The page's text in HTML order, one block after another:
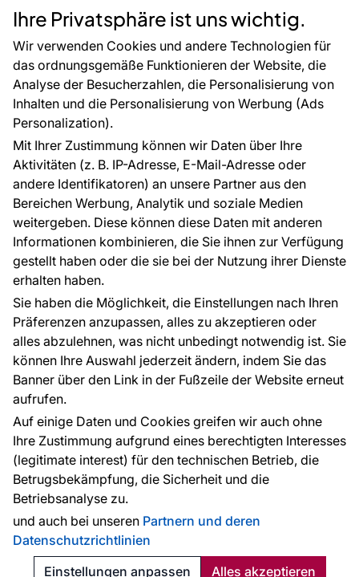
Ihre Privatsphäre ist uns wichtig.
Wir verwenden Cookies und andere Technologien für
das ordnungsgemäße Funktionieren der Website, die
Analyse der Besucherzahlen, die Personalisierung von
Inhalten und die Personalisierung von Werbung (Ads
Personalization).
Mit Ihrer Zustimmung können wir Daten über Ihre
Aktivitäten (z. B. IP-Adresse, E-Mail-Adresse oder
andere Identifikatoren) an unsere Partner aus den
Bereichen Werbung, Analytik und soziale Medien
weitergeben. Diese können diese Daten mit anderen
Informationen kombinieren, die Sie ihnen zur Verfügung
gestellt haben oder die sie bei der Nutzung ihrer Dienste
erhalten haben.
Sie haben die Möglichkeit, die Einstellungen nach Ihren
Präferenzen anzupassen, alles zu akzeptieren oder
alles abzulehnen, was nicht unbedingt notwendig ist. Sie
können Ihre Auswahl jederzeit ändern, indem Sie das
Banner über den Link in der Fußzeile der Website erneut
aufrufen.
Auf einige Daten und Cookies greifen wir auch ohne
Ihre Zustimmung aufgrund eines berechtigten Interesses
(legitimate interest) für den technischen Betrieb, die
Betrugsbekämpfung, die Sicherheit und die
Betriebsanalyse zu.
und auch bei unseren Partnern und deren
Datenschutzrichtlinien
Einstellungen anpassen
Alles akzeptieren
Rücksendung von Waren
CE-Zertifizierung
Großhandel
Raumvisualisierung
Selbstklebende Folien
Zubehör
Tapetenmuster
FÜR SIE
Blog
EU-Projekte
Ratschläge und Tipps
FAQ
ÜBER DAS UNTERNEHMEN
Kontakt
Haben Sie Fragen? Wir helfen Ihnen gerne weiter
und beraten Sie persönlich.
+49 781 95633072
service@tapeteneshop.de
Zahlungsarten:
Die Zahlungen werden geleistet von:
© 2010 - 2026 Tapeteneshop
Created:
Reklalink s.r.o.
Schutz personenbezogener Daten